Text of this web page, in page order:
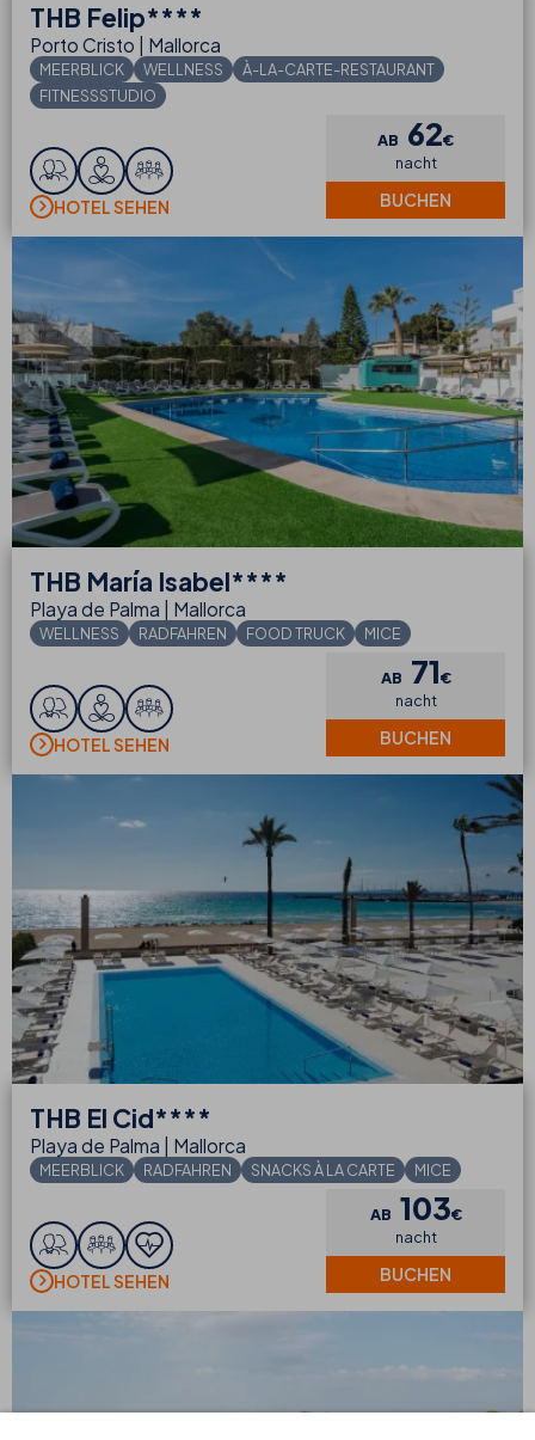
THB Felip****
Porto Cristo | Mallorca
MEERBLICK WELLNESS
À-LA-CARTE-RESTAURANT
FITNESSSTUDIO
HOTEL SEHEN
AB 62€
nacht
BUCHEN
THB María Isabel****
Playa de Palma | Mallorca
WELLNESS RADFAHREN FOOD TRUCK MICE
HOTEL SEHEN
AB 71€
nacht
BUCHEN
THB El Cid****
Playa de Palma | Mallorca
MEERBLICK RADFAHREN SNACKS À LA CARTE MICE
HOTEL SEHEN
AB 103€
nacht
BUCHEN